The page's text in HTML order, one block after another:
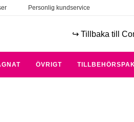
Personlig kundservice
↪️ Tillbaka till
ÖVRIGT